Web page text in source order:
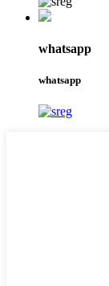
whatsapp
whatsapp